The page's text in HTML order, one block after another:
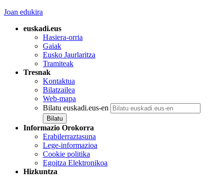
Joan edukira
euskadi.eus
Hasiera-orria
Gaiak
Eusko Jaurlaritza
Tramiteak
Tresnak
Kontaktua
Bilatzailea
Web-mapa
Bilatu euskadi.eus-en
Informazio Orokorra
Erabilerraztasuna
Lege-informazioa
Cookie politika
Egoitza Elektronikoa
Hizkuntza